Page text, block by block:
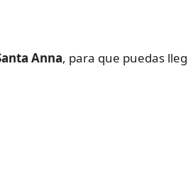
Anna, para que puedas